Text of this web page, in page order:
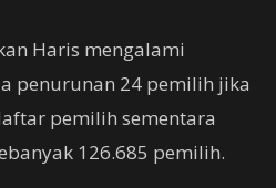
Haris mengalami
penurunan 24 pemilih jika
pemilih sementara
126.685 pemilih.